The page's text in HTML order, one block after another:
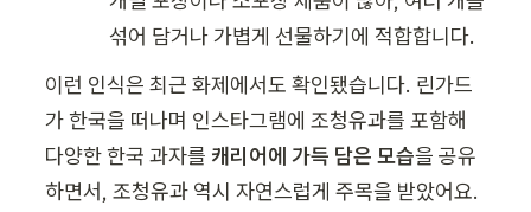
섞어 담거나 가볍게 선물하기에 적합합니다.
이런 인식은 최근 화제에서도 확인됐습니다. 린가드
가 한국을 떠나며 인스타그램에 조청유과를 포함해
다양한 한국 과자를 캐리어에 가득 담은 모습을 공유
하면서, 조청유과 역시 자연스럽게 주목을 받았어요.